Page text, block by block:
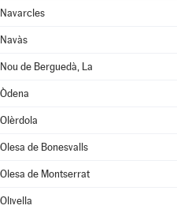
Navarcles
Navàs
Nou de Berguedà, La
Òdena
Olèrdola
Olesa de Bonesvalls
Olesa de Montserrat
Olivella